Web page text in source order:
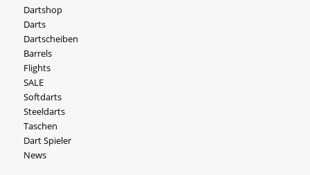
Dartshop
Darts
Dartscheiben
Barrels
Flights
SALE
Softdarts
Steeldarts
Taschen
Dart Spieler
News